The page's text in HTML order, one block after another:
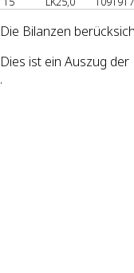
Die Bilanzen
Dies ist ein Auszug
.